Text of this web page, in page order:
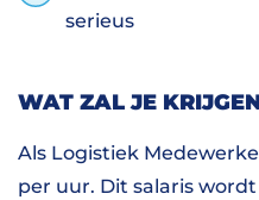
serieus
WAT ZAL JE
Als Logistiek
per uur. Dit salaris